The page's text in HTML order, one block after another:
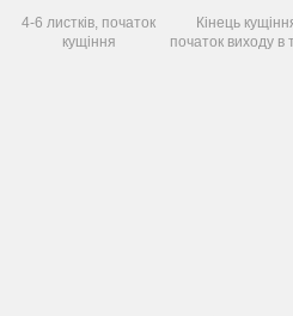
4-6 листків, початок
кущіння
Кінець
початок виходу в